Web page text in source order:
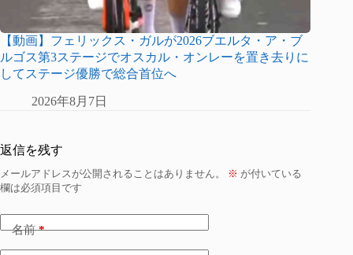
【動画】フェリックス・ガルが2026ブエルタ・ア・ブ
ルゴス第3ステージでオスカル・オンレーを置き去りに
してステージ優勝で総合首位へ
2026年8月7日
返信を残す
メールアドレスが公開されることはありません。 ※ が付いている
欄は必須項目です
名前*